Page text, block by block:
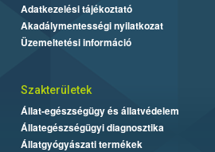
Adatkezelési tájékoztató
Akadálymentességi nyilatkozat
Üzemeltetési információ
Szakterületek
Állat-egészségügy és állatvédelem
Állategészségügyi diagnosztika
Állatgyógyászati termékek